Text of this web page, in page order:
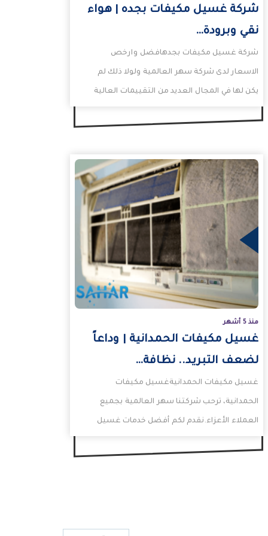
شركة غسيل مكيفات بجده | هواء
نقي وبرودة…
شركة غسيل مكيفات بجدهافضل وارخص
الاسعار لدى شركة سهر العالمية ولولا ذلك لم
يكن لها في المجال العديد من التقييمات العالية
منذ 5 أشهر
غسيل مكيفات الحمدانية | وداعاً
لضعف التبريد.. نظافة…
غسيل مكيفات الحمدانيةغسيل مكيفات
الحمدانية، ترحب شركتنا سهر العالمية بجميع
العملاء الأعزاء.نقدم لكم أفضل خدمات غسيل